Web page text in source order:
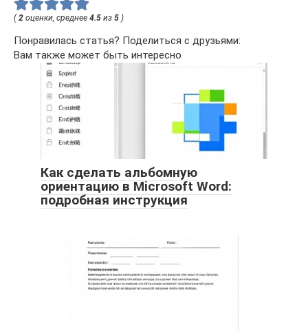
( 2 оценки, среднее 4.5 из 5 )
Понравилась статья? Поделиться с друзьями:
Вам также может быть интересно
Как сделать альбомную
ориентацию в Microsoft Word:
подробная инструкция